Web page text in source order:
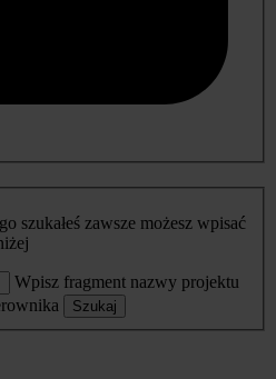
szukałeś zawsze możesz wpisać
Wpisz fragment nazwy projektu
Szukaj